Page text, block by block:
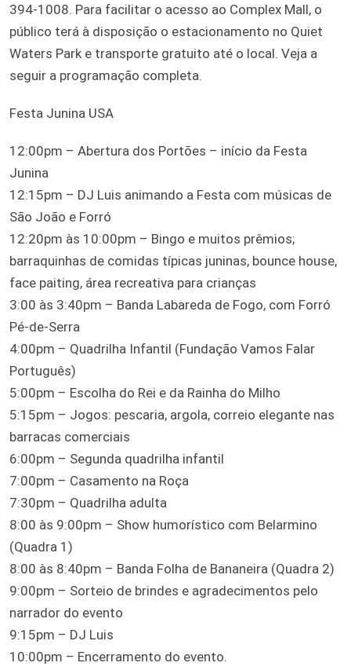
394-1008. Para facilitar o acesso ao Complex Mall, o
público terá à disposição o estacionamento no Quiet
Waters Park e transporte gratuito até o local. Veja a
seguir a programação completa.
Festa Junina USA
12:00pm – Abertura dos Portões – início da Festa
Junina
12:15pm – DJ Luis animando a Festa com músicas de
São João e Forró
12:20pm às 10:00pm – Bingo e muitos prêmios;
barraquinhas de comidas típicas juninas, bounce house,
face paiting, área recreativa para crianças
3:00 às 3:40pm – Banda Labareda de Fogo, com Forró
Pé-de-Serra
4:00pm – Quadrilha Infantil (Fundação Vamos Falar
Português)
5:00pm – Escolha do Rei e da Rainha do Milho
5:15pm – Jogos: pescaria, argola, correio elegante nas
barracas comerciais
6:00pm – Segunda quadrilha infantil
7:00pm – Casamento na Roça
7:30pm – Quadrilha adulta
8:00 às 9:00pm – Show humorístico com Belarmino
(Quadra 1)
8:00 às 8:40pm – Banda Folha de Bananeira (Quadra 2)
9:00pm – Sorteio de brindes e agradecimentos pelo
narrador do evento
9:15pm – DJ Luis
10:00pm – Encerramento do evento.